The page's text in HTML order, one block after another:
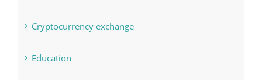
Cryptocurrency exchange
Education